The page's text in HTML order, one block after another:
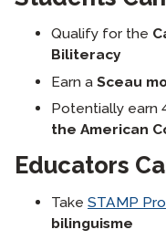
Qualify for the
Biliteracy
Earn a Sceau
Potentially earn
the American
Educators
Take STAMP Pro
bilinguisme